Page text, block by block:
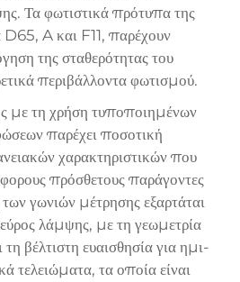
Τα φωτιστικά πρότυπα της
A και F11, παρέχουν
της σταθερότητας του
περιβάλλοντα φωτισμού.
με τη χρήση τυποποιημένων
παρέχει ποσοτική
χαρακτηριστικών που
πρόσθετους παράγοντες
γωνιών μέτρησης εξαρτάται
λάμψης, με τη γεωμετρία
βέλτιστη ευαισθησία για ημι-
τελειώματα, τα οποία είναι